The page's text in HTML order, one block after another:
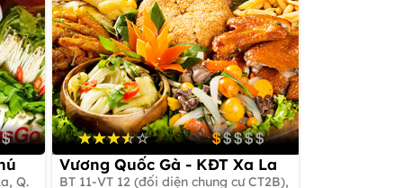
Q.
Vương Quốc Gà - KĐT Xa La
BT 11-VT 12 (đối diện chung cư CT2B),